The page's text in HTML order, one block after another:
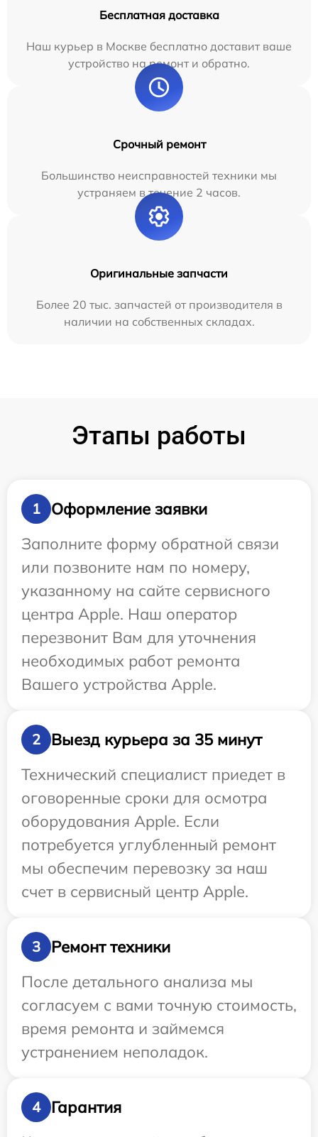
Бесплатная доставка
Наш курьер в Москве бесплатно доставит ваше
устройство на ремонт и обратно.
Срочный ремонт
Большинство неисправностей техники мы
устраняем в течение 2 часов.
Оригинальные запчасти
Более 20 тыс. запчастей от производителя в
наличии на собственных складах.
Этапы работы
1
Оформление заявки
Заполните форму обратной связи
или позвоните нам по номеру,
указанному на сайте сервисного
центра Apple. Наш оператор
перезвонит Вам для уточнения
необходимых работ ремонта
Вашего устройства Apple.
2
Выезд курьера за 35 минут
Технический специалист приедет в
оговоренные сроки для осмотра
оборудования Apple. Если
потребуется углубленный ремонт
мы обеспечим перевозку за наш
счет в сервисный центр Apple.
3
Ремонт техники
После детального анализа мы
согласуем с вами точную стоимость,
время ремонта и займемся
устранением неполадок.
4
Гарантия